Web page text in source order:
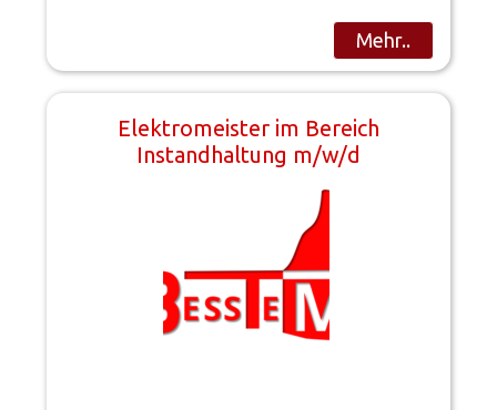
Mehr..
Elektromeister im Bereich
Instandhaltung m/w/d